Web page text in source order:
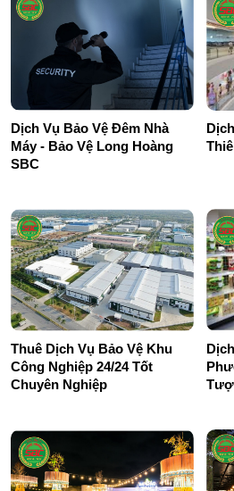
Dịch Vụ Bảo Vệ Đêm Nhà
Máy - Bảo Vệ Long Hoàng
SBC
Thuê Dịch Vụ Bảo Vệ Khu
Công Nghiệp 24/24 Tốt
Chuyên Nghiệp